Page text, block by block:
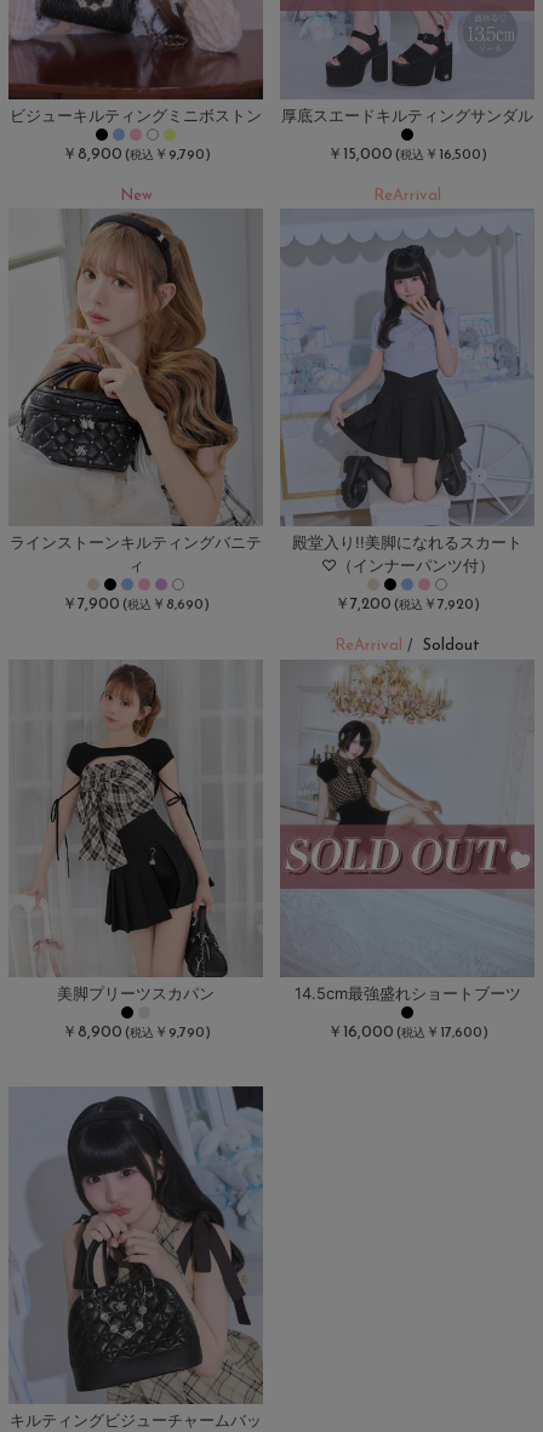
ビジューキルティングミニボストン
￥8,900 (税込 ￥9,790)
厚底スエードキルティングサンダル
￥15,000 (税込 ￥16,500)
New
ラインストーンキルティングバニテ
ィ
￥7,900 (税込 ￥8,690)
ReArrival
殿堂入り!!美脚になれるスカート
♡（インナーパンツ付）
￥7,200 (税込 ￥7,920)
美脚プリーツスカパン
￥8,900 (税込 ￥9,790)
ReArrival / Soldout
14.5cm最強盛れショートブーツ
￥16,000 (税込 ￥17,600)
キルティングビジューチャームバッ